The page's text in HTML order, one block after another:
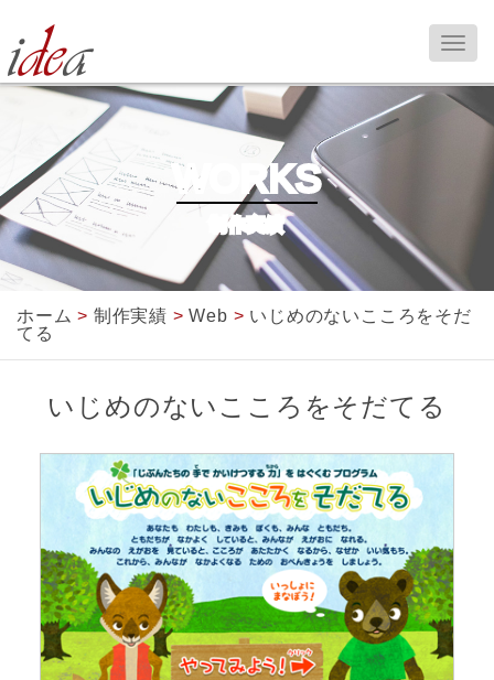
WORKS
制作実績
ホーム > 制作実績 >Web > いじめのないこころをそだ
てる
いじめのないこころをそだてる